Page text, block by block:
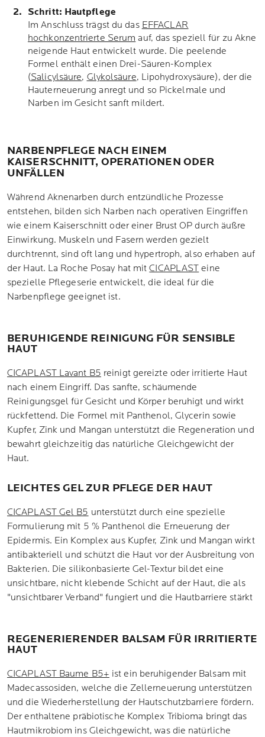
Schritt: Hautpflege
Im Anschluss trägst du das EFFACLAR
hochkonzentrierte Serum auf, das speziell für zu Akne
neigende Haut entwickelt wurde. Die peelende
Formel enthält einen Drei-Säuren-Komplex
(Salicylsäure, Glykolsäure, Lipohydroxysäure), der die
Hauterneuerung anregt und so Pickelmale und
Narben im Gesicht sanft mildert.
NARBENPFLEGE NACH EINEM
KAISERSCHNITT, OPERATIONEN ODER
UNFÄLLEN
Während Aknenarben durch entzündliche Prozesse
entstehen, bilden sich Narben nach operativen Eingriffen
wie einem Kaiserschnitt oder einer Brust OP durch äußre
Einwirkung. Muskeln und Fasern werden gezielt
durchtrennt, sind oft lang und hypertroph, also erhaben auf
der Haut. La Roche Posay hat mitCICAPLAST eine
spezielle Pflegeserie entwickelt, die ideal für die
Narbenpflege geeignet ist.
BERUHIGENDE REINIGUNG FÜR SENSIBLE
HAUT
CICAPLAST Lavant B5 reinigt gereizte oder irritierte Haut
nach einem Eingriff. Das sanfte, schäumende
Reinigungsgel für Gesicht und Körper beruhigt und wirkt
rückfettend. Die Formel mit Panthenol, Glycerin sowie
Kupfer, Zink und Mangan unterstützt die Regeneration und
bewahrt gleichzeitig das natürliche Gleichgewicht der
Haut.
LEICHTES GEL ZUR PFLEGE DER HAUT
CICAPLAST Gel B5 unterstützt durch eine spezielle
Formulierung mit 5 % Panthenol die Erneuerung der
Epidermis. Ein Komplex aus Kupfer, Zink und Mangan wirkt
antibakteriell und schützt die Haut vor der Ausbreitung von
Bakterien. Die silikonbasierte Gel-Textur bildet eine
unsichtbare, nicht klebende Schicht auf der Haut, die als
"unsichtbarer Verband" fungiert und die Hautbarriere stärkt
REGENERIERENDER BALSAM FÜR IRRITIERTE
HAUT
CICAPLAST Baume B5+ ist ein beruhigender Balsam mit
Madecassosiden, welche die Zellerneuerung unterstützen
und die Wiederherstellung der Hautschutzbarriere fördern.
Der enthaltene präbiotische Komplex Tribioma bringt das
Hautmikrobiom ins Gleichgewicht, was die natürliche